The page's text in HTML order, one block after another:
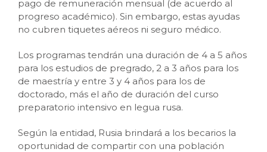
pago de remuneración mensual (de acuerdo al
progreso académico). Sin embargo, estas ayudas
no cubren tiquetes aéreos ni seguro médico.
Los programas tendrán una duración de 4 a 5 años
para los estudios de pregrado, 2 a 3 años para los
de maestría y entre 3 y 4 años para los de
doctorado, más el año de duración del curso
preparatorio intensivo en legua rusa.
Según la entidad, Rusia brindará a los becarios la
oportunidad de compartir con una población